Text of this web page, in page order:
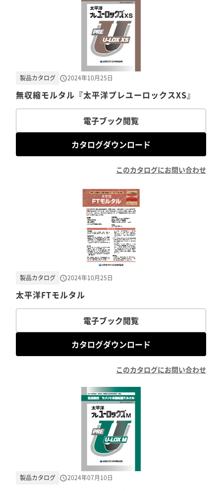
無収縮モルタル『太平洋プレユーロックスXS』
製品カタログ 2024年10月25日
電子ブック閲覧
カタログダウンロード
このカタログにお問い合わせ
太平洋FTモルタル
製品カタログ 2024年10月25日
電子ブック閲覧
カタログダウンロード
このカタログにお問い合わせ
製品カタログ 2024年07月10日